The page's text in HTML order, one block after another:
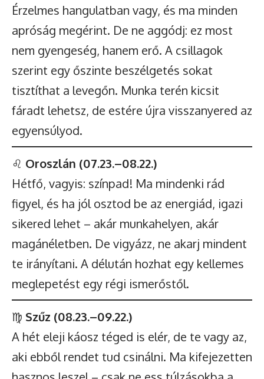
Érzelmes hangulatban vagy, és ma minden
apróság megérint. De ne aggódj: ez most
nem gyengeség, hanem erő. A csillagok
szerint egy őszinte beszélgetés sokat
tisztíthat a levegőn. Munka terén kicsit
fáradt lehetsz, de estére újra visszanyered az
egyensúlyod.
♌ Oroszlán (07.23.–08.22.)
Hétfő, vagyis: színpad! Ma mindenki rád
figyel, és ha jól osztod be az energiád, igazi
sikered lehet – akár munkahelyen, akár
magánéletben. De vigyázz, ne akarj mindent
te irányítani. A délután hozhat egy kellemes
meglepetést egy régi ismerőstől.
♍ Szűz (08.23.–09.22.)
A hét eleji káosz téged is elér, de te vagy az,
aki ebből rendet tud csinálni. Ma kifejezetten